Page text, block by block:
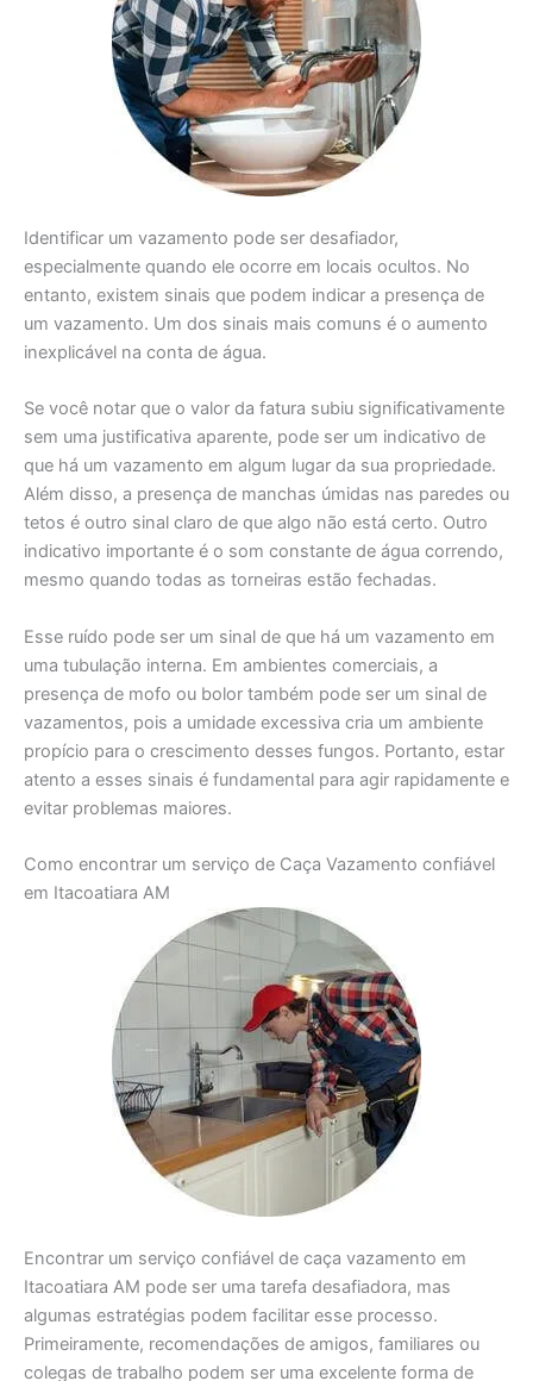
Identificar um vazamento pode ser desafiador,
especialmente quando ele ocorre em locais ocultos. No
entanto, existem sinais que podem indicar a presença de
um vazamento. Um dos sinais mais comuns é o aumento
inexplicável na conta de água.
Se você notar que o valor da fatura subiu significativamente
sem uma justificativa aparente, pode ser um indicativo de
que há um vazamento em algum lugar da sua propriedade.
Além disso, a presença de manchas úmidas nas paredes ou
tetos é outro sinal claro de que algo não está certo. Outro
indicativo importante é o som constante de água correndo,
mesmo quando todas as torneiras estão fechadas.
Esse ruído pode ser um sinal de que há um vazamento em
uma tubulação interna. Em ambientes comerciais, a
presença de mofo ou bolor também pode ser um sinal de
vazamentos, pois a umidade excessiva cria um ambiente
propício para o crescimento desses fungos. Portanto, estar
atento a esses sinais é fundamental para agir rapidamente e
evitar problemas maiores.
Como encontrar um serviço de Caça Vazamento confiável
em Itacoatiara AM
Encontrar um serviço confiável de caça vazamento em
Itacoatiara AM pode ser uma tarefa desafiadora, mas
algumas estratégias podem facilitar esse processo.
Primeiramente, recomendações de amigos, familiares ou
colegas de trabalho podem ser uma excelente forma de